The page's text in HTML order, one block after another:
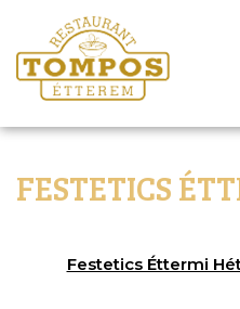
FESTETICS
Festetics Éttermi